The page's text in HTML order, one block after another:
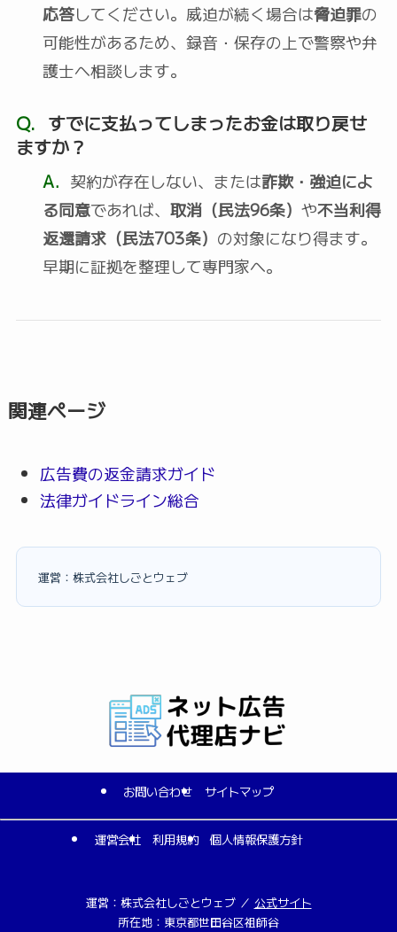
応答してください。威迫が続く場合は脅迫罪の
可能性があるため、録音・保存の上で警察や弁
護士へ相談します。
Q. すでに支払ってしまったお金は取り戻せ
ますか？
A. 契約が存在しない、または詐欺・強迫によ
る同意であれば、 取消（民法96条） や不当利得
返還請求（民法703条） の対象になり得ます。
早期に証拠を整理して専門家へ。
関連ページ
広告費の返金請求ガイド
法律ガイドライン総合
運営：株式会社しごとウェブ
お問い合わせ サイトマップ
運営会社 利用規約 個人情報保護方針
運営：株式会社しごとウェブ ／ 公式サイト
所在地：東京都世田谷区祖師谷